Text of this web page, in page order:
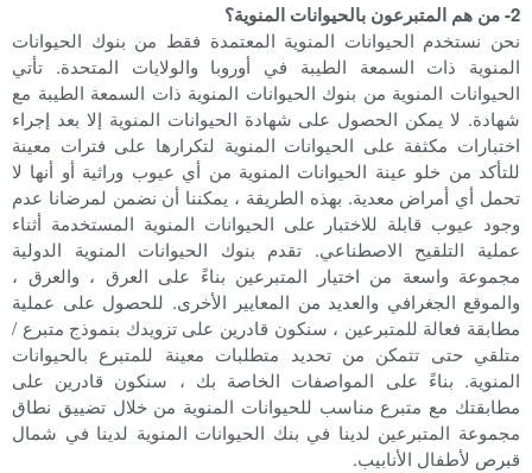
2- من هم المتبرعون بالحيوانات المنوية؟
نحن نستخدم الحيوانات المنوية المعتمدة فقط من بنوك الحيوانات
المنوية ذات السمعة الطيبة في أوروبا والولايات المتحدة. تأتي
الحيوانات المنوية من بنوك الحيوانات المنوية ذات السمعة الطيبة مع
شهادة. لا يمكن الحصول على شهادة الحيوانات المنوية إلا بعد إجراء
اختبارات مكثفة على الحيوانات المنوية لتكرارها على فترات معينة
للتأكد من خلو عينة الحيوانات المنوية من أي عيوب وراثية أو أنها لا
تحمل أي أمراض معدية. بهذه الطريقة ، يمكننا أن نضمن لمرضانا عدم
وجود عيوب قابلة للاختبار على الحيوانات المنوية المستخدمة أثناء
عملية التلقيح الاصطناعي. تقدم بنوك الحيوانات المنوية الدولية
مجموعة واسعة من اختيار المتبرعين بناءً على العرق ، والعرق ،
والموقع الجغرافي والعديد من المعايير الأخرى. للحصول على عملية
مطابقة فعالة للمتبرعين ، سنكون قادرين على تزويدك بنموذج متبرع /
متلقي حتى تتمكن من تحديد متطلبات معينة للمتبرع بالحيوانات
المنوية. بناءً على المواصفات الخاصة بك ، سنكون قادرين على
مطابقتك مع متبرع مناسب للحيوانات المنوية من خلال تضييق نطاق
مجموعة المتبرعين لدينا في بنك الحيوانات المنوية لدينا في شمال
قبرص لأطفال الأنابيب.